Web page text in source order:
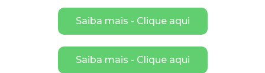
Saiba mais - Clique aqui
Saiba mais - Clique aqui